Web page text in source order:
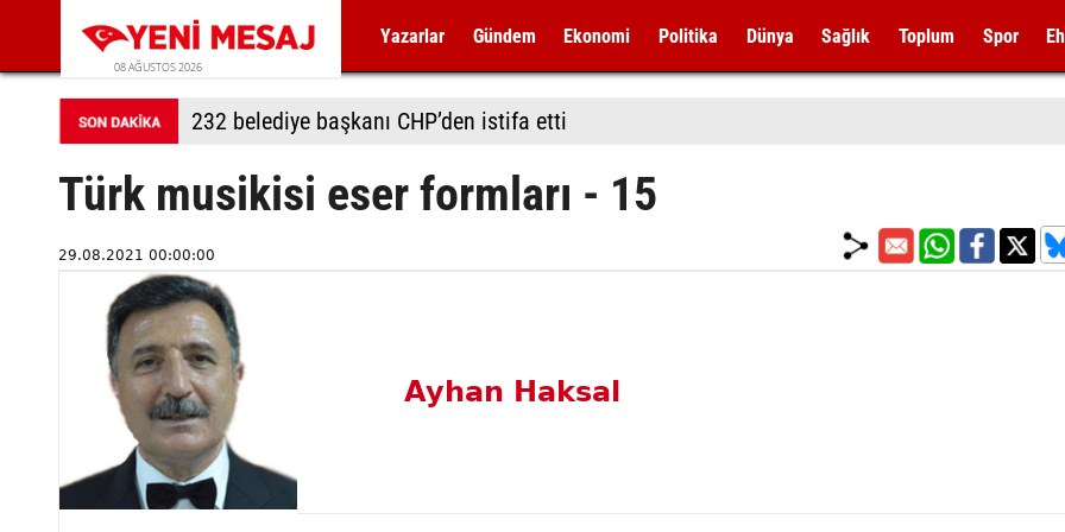
08 AĞUSTOS 2026
Yazarlar Gündem Ekonomi Politika Dünya Sağlık Toplum Spor
232 belediye başkanı CHP’den istifa etti
Türk musikisi eser formları - 15
29.08.2021 00:00:00
Ayhan Haksal